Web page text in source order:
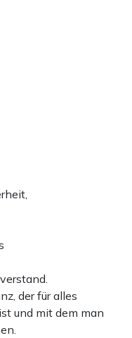
der für alles
und mit dem man